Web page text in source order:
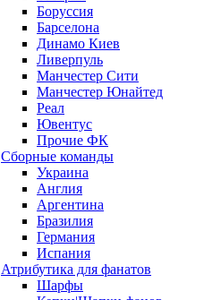
Боруссия
Барселона
Динамо Киев
Ливерпуль
Манчестер Сити
Манчестер Юнайтед
Реал
Ювентус
Прочие ФК
Сборные команды
Украина
Англия
Аргентина
Бразилия
Германия
Испания
Атрибутика для фанатов
Шарфы